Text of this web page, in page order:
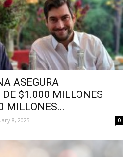
ASEGURA
$1.000 MILLONES
MILLONES...
8, 2025 0